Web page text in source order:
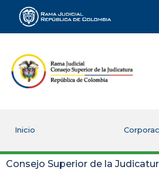
Rama Judicial
Inicio
Consejo Superior de la